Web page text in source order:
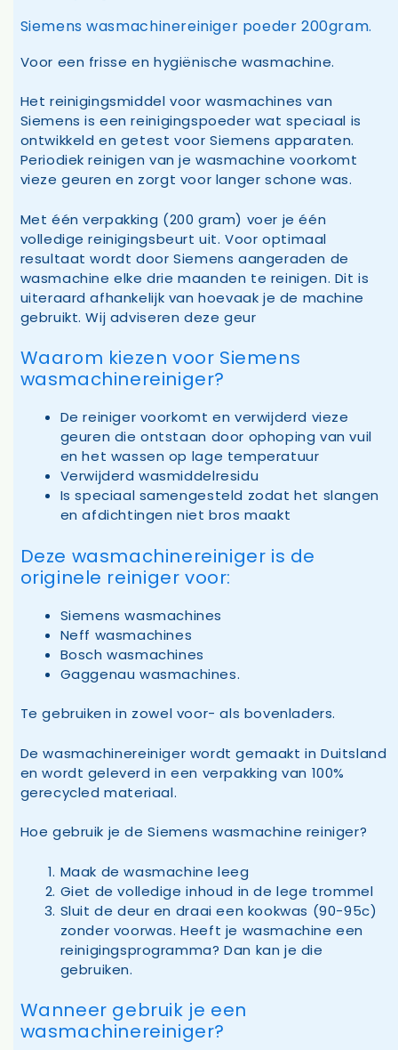
Siemens wasmachinereiniger poeder 200gram.
Voor een frisse en hygiënische wasmachine.
Het reinigingsmiddel voor wasmachines van
Siemens is een reinigingspoeder wat speciaal is
ontwikkeld en getest voor Siemens apparaten.
Periodiek reinigen van je wasmachine voorkomt
vieze geuren en zorgt voor langer schone was.
Met één verpakking (200 gram) voer je één
volledige reinigingsbeurt uit. Voor optimaal
resultaat wordt door Siemens aangeraden de
wasmachine elke drie maanden te reinigen. Dit is
uiteraard afhankelijk van hoevaak je de machine
gebruikt. Wij adviseren deze geur
Waarom kiezen voor Siemens
wasmachinereiniger?
De reiniger voorkomt en verwijderd vieze
geuren die ontstaan door ophoping van vuil
en het wassen op lage temperatuur
Verwijderd wasmiddelresidu
Is speciaal samengesteld zodat het slangen
en afdichtingen niet bros maakt
Deze wasmachinereiniger is de
originele reiniger voor:
Siemens wasmachines
Neff wasmachines
Bosch wasmachines
Gaggenau wasmachines.
Te gebruiken in zowel voor- als bovenladers.
De wasmachinereiniger wordt gemaakt in Duitsland
en wordt geleverd in een verpakking van 100%
gerecycled materiaal.
Hoe gebruik je de Siemens wasmachine reiniger?
Maak de wasmachine leeg
Giet de volledige inhoud in de lege trommel
Sluit de deur en draai een kookwas (90-95c)
zonder voorwas. Heeft je wasmachine een
reinigingsprogramma? Dan kan je die
gebruiken.
Wanneer gebruik je een
wasmachinereiniger?